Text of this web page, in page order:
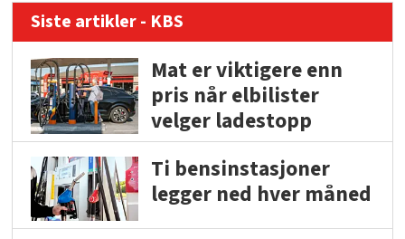
Siste artikler - KBS
Mat er viktigere enn
pris når elbilister
velger ladestopp
Ti bensinstasjoner
legger ned hver måned